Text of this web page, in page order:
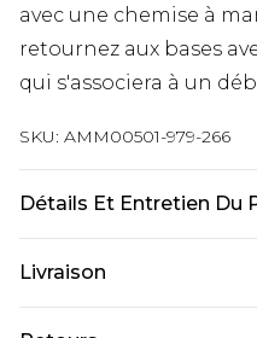
avec une chemise à
retournez aux bases
qui s'associera à un
SKU: AMM00501-979-266
Détails Et Entretien Du
Livraison
Livraison standard